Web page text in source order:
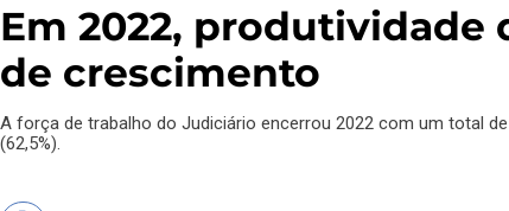
Em 2022, produtividade
de crescimento
A força de trabalho do Judiciário encerrou 2022 com um total
(62,5%).